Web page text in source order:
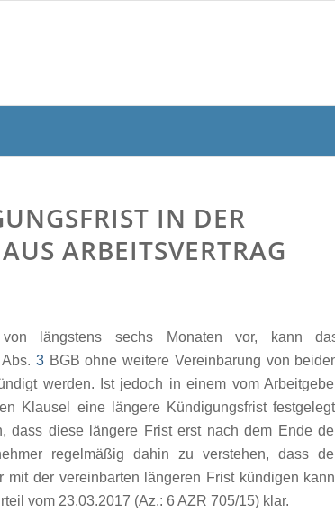
IN DER
ARBEITSVERTRAG
längstens sechs Monaten vor, kann
Abs. 3BGB ohne weitere Vereinbarung von
werden. Ist jedoch in einem vom
Klausel eine längere Kündigungsfrist
dass diese längere Frist erst nach dem Ende
regelmäßig dahin zu verstehen, dass
der vereinbarten längeren Frist kündigen
vom 23.03.2017 (Az.: 6 AZR 705/15) klar.